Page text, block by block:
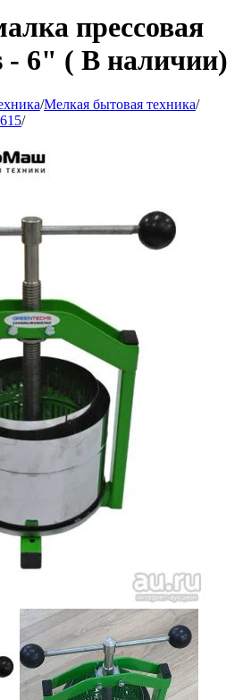
прессовая
- 6" ( В наличии)
/Мелкая бытовая техника/
/